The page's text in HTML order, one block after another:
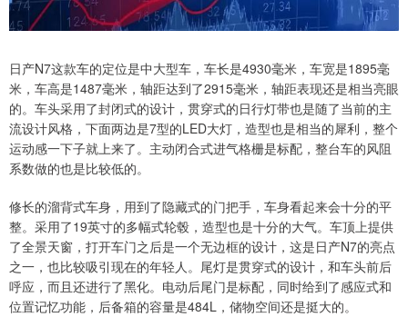
日产N7这款车的定位是中大型车，车长是4930毫米，车宽是1895毫
米，车高是1487毫米，轴距达到了2915毫米，轴距表现还是相当亮眼
的。车头采用了封闭式的设计，贯穿式的日行灯带也是随了当前的主
流设计风格，下面两边是7型的LED大灯，造型也是相当的犀利，整个
运动感一下子就上来了。主动闭合式进气格栅是标配，整台车的风阻
系数做的也是比较低的。
修长的溜背式车身，用到了隐藏式的门把手，车身看起来会十分的平
整。采用了19英寸的多幅式轮毂，造型也是十分的大气。车顶上提供
了全景天窗，打开车门之后是一个无边框的设计，这是日产N7的亮点
之一，也比较吸引现在的年轻人。尾灯是贯穿式的设计，和车头前后
呼应，而且还进行了黑化。电动后尾门是标配，同时给到了感应式和
位置记忆功能，后备箱的容量是484L，储物空间还是挺大的。